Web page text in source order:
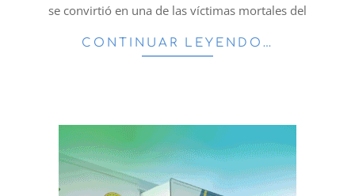
se convirtió en una de las víctimas mortales del
CONTINUAR LEYENDO…